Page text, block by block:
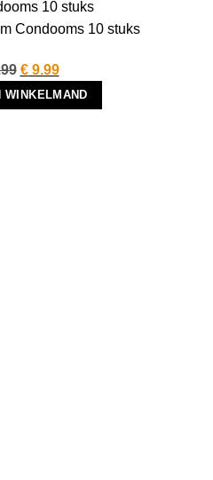
Condooms 10 stuks
Oorspronkelijke
prijs
was:
€9.99Huidige
prijs
is:
WINKELMAND